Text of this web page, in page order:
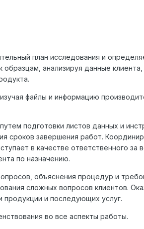
план исследования и
анализируя данные клиента,
файлы и информацию
подготовки листов данных и
сроков завершения работ.
в качестве ответственного за
по назначению.
объяснения процедур и
сложных вопросов клиентов.
продукции и последующих услуг.
во все аспекты работы.